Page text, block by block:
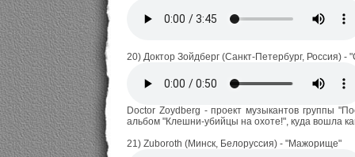
20) Доктор Зойдберг (Санкт-Петербург, Россия) -
Doctor Zoydberg - проект музыкантов группы
альбом "Клешни-убийцы на охоте!", куда вошла
21) Zuboroth (Минск, Белоруссия) - "Мажорище"